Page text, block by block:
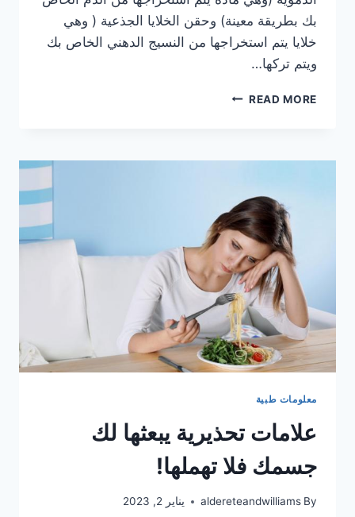
بك بطريقة معينة) وحقن الخلايا الجذعية ( وهي
خلايا يتم استخراجها من النسيج الدهني الخاص بك
ويتم تركها…
READ MOREعمليات
الفوائد
معلومات طبية
علامات تحذيرية يبعثها لك
جسمك فلا تهملها!
By
aldereteandwilliams يناير 2, 2023